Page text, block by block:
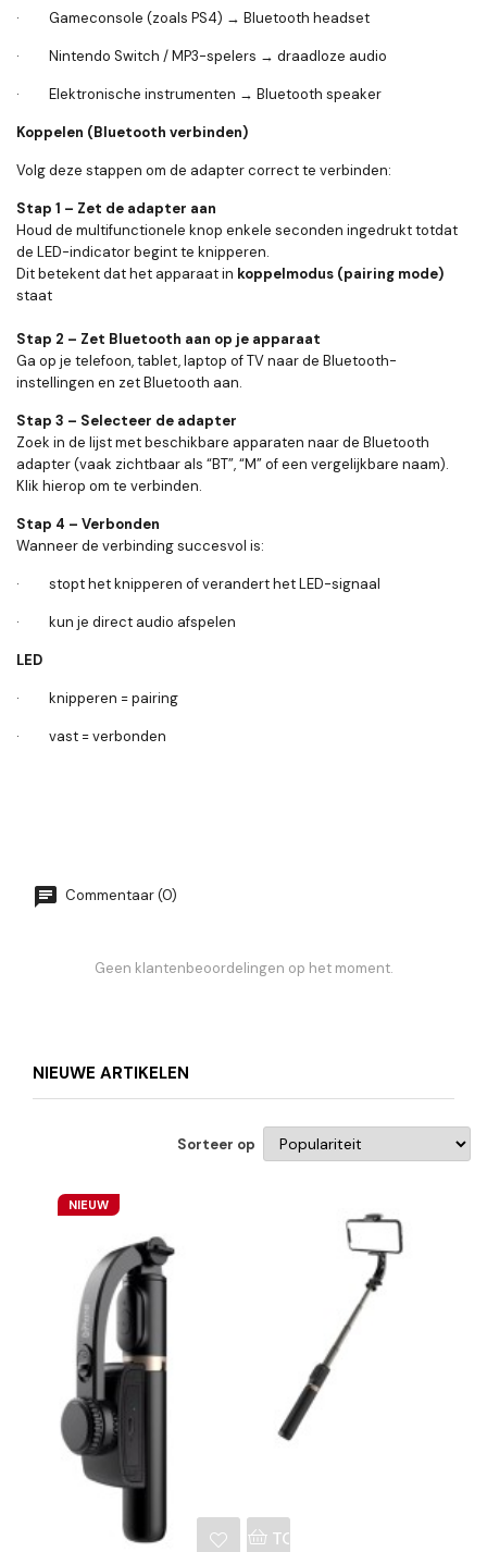
· Gameconsole (zoals PS4) → Bluetooth headset
· Nintendo Switch / MP3-spelers → draadloze audio
· Elektronische instrumenten → Bluetooth speaker
Koppelen (Bluetooth verbinden)
Volg deze stappen om de adapter correct te verbinden:
Stap 1 – Zet de adapter aan
Houd de multifunctionele knop enkele seconden ingedrukt totdat
de LED-indicator begint te knipperen.
Dit betekent dat het apparaat in koppelmodus (pairing mode)
staat
Stap 2 – Zet Bluetooth aan op je apparaat
Ga op je telefoon, tablet, laptop of TV naar de Bluetooth-
instellingen en zet Bluetooth aan.
Stap 3 – Selecteer de adapter
Zoek in de lijst met beschikbare apparaten naar de Bluetooth
adapter (vaak zichtbaar als “BT”, “M” of een vergelijkbare naam).
Klik hierop om te verbinden.
Stap 4 – Verbonden
Wanneer de verbinding succesvol is:
· stopt het knipperen of verandert het LED-signaal
· kun je direct audio afspelen
LED
· knipperen = pairing
· vast = verbonden
Commentaar (0)
Geen klantenbeoordelingen op het moment.
NIEUWE ARTIKELEN
Sorteer op
NIEUW
TOEVOEGEN AAN